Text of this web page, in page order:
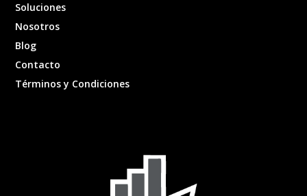
Soluciones
Nosotros
Blog
Contacto
Términos y Condiciones